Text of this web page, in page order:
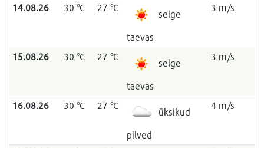
14.08.26 30 °C 27 °C
selge
taevas
3 m/s
15.08.26 30 °C 27 °C
selge
taevas
3 m/s
16.08.26 30 °C 27 °C
üksikud
pilved
4 m/s